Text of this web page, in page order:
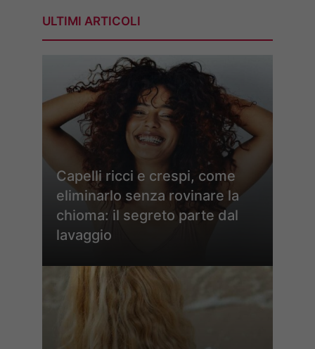
ULTIMI ARTICOLI
Capelli ricci e crespi, come
eliminarlo senza rovinare la
chioma: il segreto parte dal
lavaggio